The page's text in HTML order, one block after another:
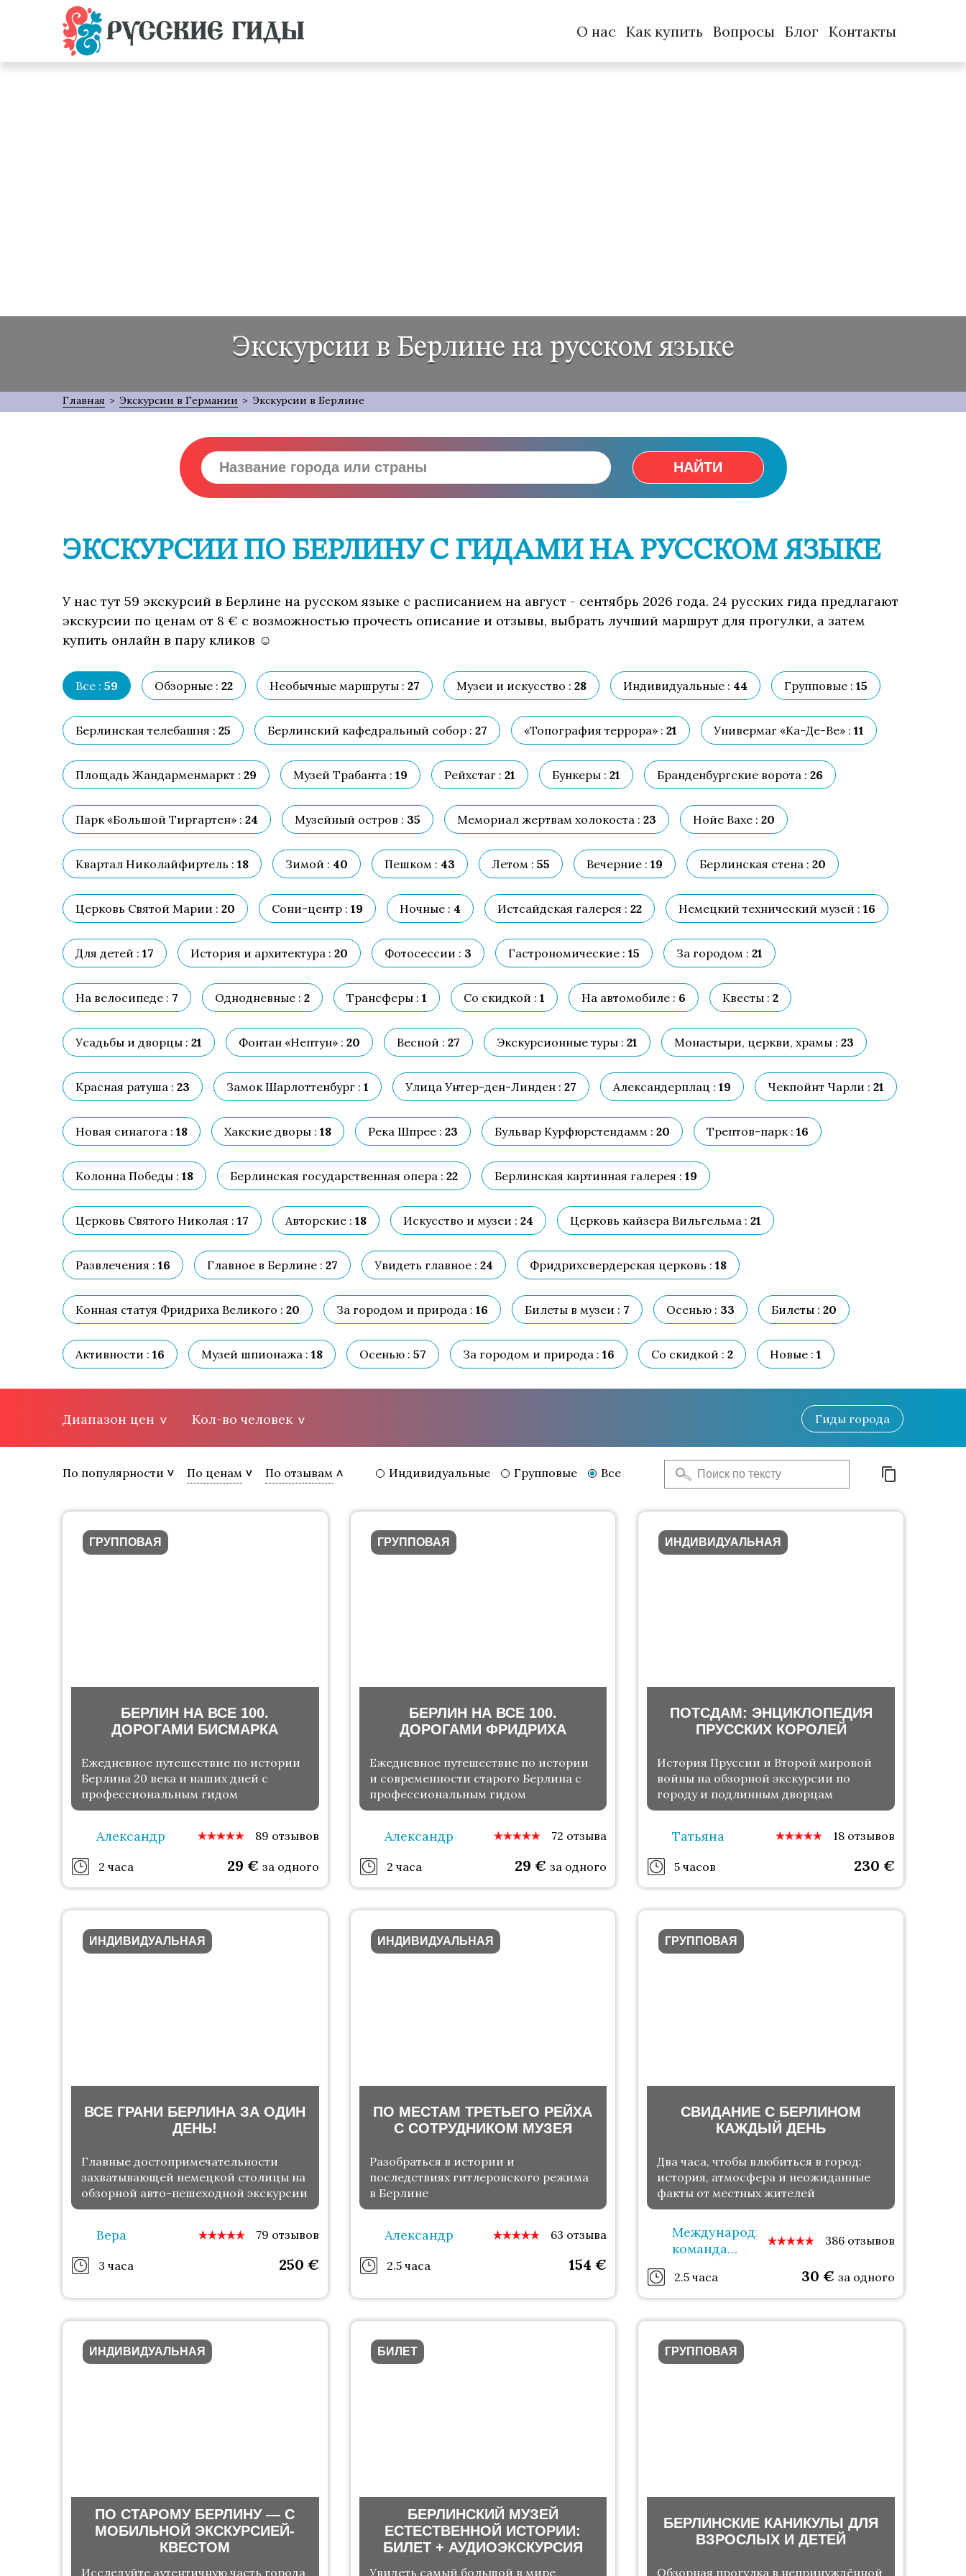
О нас Как купить Вопросы Блог Контакты
Экскурсии в Берлине на русском языке
Главная > Экскурсии в Германии > Экскурсии в Берлине
НАЙТИ
ЭКСКУРСИИ ПО БЕРЛИНУ С ГИДАМИ НА РУССКОМ ЯЗЫКЕ
У нас тут 59 экскурсий в Берлине на русском языке с расписанием на август - сентябрь 2026 года. 24 русских гида предлагают
экскурсии по ценам от 8 € с возможностью прочесть описание и отзывы, выбрать лучший маршрут для прогулки, а затем
купить онлайн в пару кликов ☺
Все : 59 Обзорные : 22 Необычные маршруты : 27 Музеи и искусство : 28 Индивидуальные : 44 Групповые : 15
Берлинская телебашня : 25 Берлинский кафедральный собор : 27 «Топография террора» : 21 Универмаг «Ка-Де-Ве» : 11
Площадь Жандарменмаркт : 29 Музей Трабанта : 19 Рейхстаг : 21 Бункеры : 21 Бранденбургские ворота : 26
Парк «Большой Тиргартен» : 24 Музейный остров : 35 Мемориал жертвам холокоста : 23 Нойе Вахе : 20
Квартал Николайфиртель : 18 Зимой : 40 Пешком : 43 Летом : 55 Вечерние : 19 Берлинская стена : 20
Церковь Святой Марии : 20 Сони-центр : 19 Ночные : 4 Истсайдская галерея : 22 Немецкий технический музей : 16
Для детей : 17 История и архитектура : 20 Фотосессии : 3 Гастрономические : 15 За городом : 21
На велосипеде : 7 Однодневные : 2 Трансферы : 1 Со скидкой : 1 На автомобиле : 6 Квесты : 2
Усадьбы и дворцы : 21 Фонтан «Нептун» : 20 Весной : 27 Экскурсионные туры : 21 Монастыри, церкви, храмы : 23
Красная ратуша : 23 Замок Шарлоттенбург : 1 Улица Унтер-ден-Линден : 27 Александерплац : 19 Чекпойнт Чарли : 21
Новая синагога : 18 Хакские дворы : 18 Река Шпрее : 23 Бульвар Курфюрстендамм : 20 Трептов-парк : 16
Колонна Победы : 18 Берлинская государственная опера : 22 Берлинская картинная галерея : 19
Церковь Святого Николая : 17 Авторские : 18 Искусство и музеи : 24 Церковь кайзера Вильгельма : 21
Развлечения : 16 Главное в Берлине : 27 Увидеть главное : 24 Фридрихсвердерская церковь : 18
Конная статуя Фридриха Великого : 20 За городом и природа : 16 Билеты в музеи : 7 Осенью : 33 Билеты : 20
Активности : 16 Музей шпионажа : 18 Осенью : 57 За городом и природа : 16 Со скидкой : 2 Новые : 1
Диапазон цен Кол-во человек Гиды города
По популярности По ценам По отзывам Индивидуальные Групповые Все
ГРУППОВАЯ
БЕРЛИН НА ВСЕ 100.
ДОРОГАМИ БИСМАРКА
Ежедневное путешествие по истории
Берлина 20 века и наших дней с
профессиональным гидом
Александр 89 отзывов
2 часа 29 € за одного
ГРУППОВАЯ
БЕРЛИН НА ВСЕ 100.
ДОРОГАМИ ФРИДРИХА
Ежедневное путешествие по истории
и современности старого Берлина с
профессиональным гидом
Александр 72 отзыва
2 часа 29€ за одного
ИНДИВИДУАЛЬНАЯ
ПОТСДАМ: ЭНЦИКЛОПЕДИЯ
ПРУССКИХ КОРОЛЕЙ
История Пруссии и Второй мировой
войны на обзорной экскурсии по
городу и подлинным дворцам
Татьяна 18 отзывов
5 часов 230 €
ИНДИВИДУАЛЬНАЯ
ВСЕ ГРАНИ БЕРЛИНА ЗА ОДИН
ДЕНЬ!
Главные достопримечательности
захватывающей немецкой столицы на
обзорной авто-пешеходной экскурсии
Вера 79 отзывов
3 часа 250 €
ИНДИВИДУАЛЬНАЯ
ПО МЕСТАМ ТРЕТЬЕГО РЕЙХА
С СОТРУДНИКОМ МУЗЕЯ
Разобраться в истории и
последствиях гитлеровского режима
в Берлине
Александр 63 отзыва
2.5 часа 154€
ГРУППОВАЯ
СВИДАНИЕ С БЕРЛИНОМ
КАЖДЫЙ ДЕНЬ
Два часа, чтобы влюбиться в город:
история, атмосфера и неожиданные
факты от местных жителей
Международная
команда
386 отзывов
2.5 часа 30 € за одного
ИНДИВИДУАЛЬНАЯ
ПО СТАРОМУ БЕРЛИНУ — С
МОБИЛЬНОЙ ЭКСКУРСИЕЙ-
КВЕСТОМ
Исследуйте аутентичную часть города
БИЛЕТ
БЕРЛИНСКИЙ МУЗЕЙ
ЕСТЕСТВЕННОЙ ИСТОРИИ:
БИЛЕТ + АУДИОЭКСКУРСИЯ
Увидеть самый большой в мире
ГРУППОВАЯ
БЕРЛИНСКИЕ КАНИКУЛЫ ДЛЯ
ВЗРОСЛЫХ И ДЕТЕЙ
Обзорная прогулка в непринуждённой